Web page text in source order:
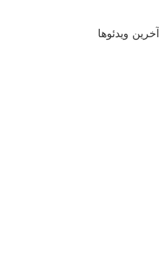
آخرین ویدئوها